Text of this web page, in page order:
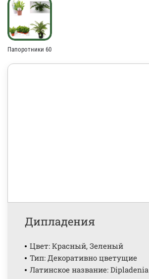
Папоротники 60
Дипладения
Цвет: Красный, Зеленый
Тип: Декоративно цветущие
Латинское название: Dipladenia